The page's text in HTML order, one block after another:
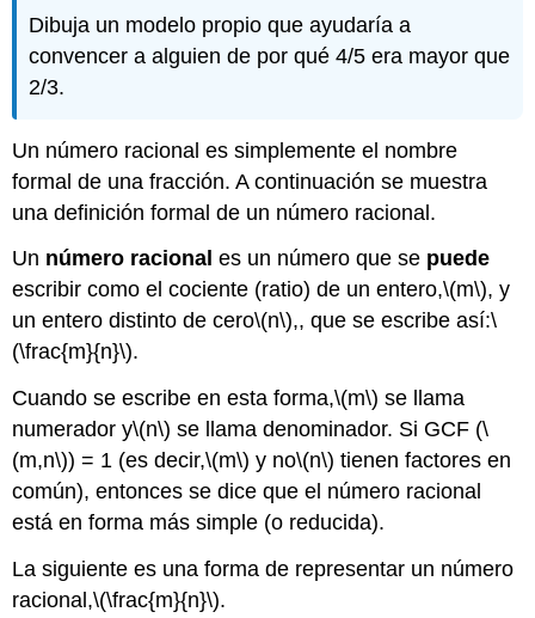
Dibuja un modelo propio que ayudaría a
convencer a alguien de por qué 4/5 era mayor que
2/3.
Un número racional es simplemente el nombre
formal de una fracción. A continuación se muestra
una definición formal de un número racional.
Un número racional es un número que se puede
escribir como el cociente (ratio) de un entero,\(m\), y
un entero distinto de cero\(n\),, que se escribe así:\
(\frac{m}{n}\).
Cuando se escribe en esta forma,\(m\) se llama
numerador y\(n\) se llama denominador. Si GCF (\
(m,n\)) = 1 (es decir,\(m\) y no\(n\) tienen factores en
común), entonces se dice que el número racional
está en forma más simple (o reducida).
La siguiente es una forma de representar un número
racional,\(\frac{m}{n}\).